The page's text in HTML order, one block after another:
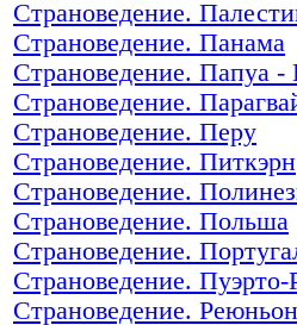
Страноведение.
Страноведение. Панама
Страноведение. Папуа -
Страноведение.
Страноведение. Перу
Страноведение. Питкэрн
Страноведение.
Страноведение. Польша
Страноведение.
Страноведение. Пуэрто-
Страноведение. Реюньон